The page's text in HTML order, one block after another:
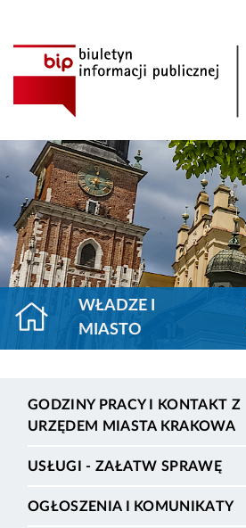
WŁADZE I
MIASTO
GODZINY PRACY I KONTAKT Z
URZĘDEM MIASTA KRAKOWA
USŁUGI - ZAŁATW SPRAWĘ
OGŁOSZENIA I KOMUNIKATY